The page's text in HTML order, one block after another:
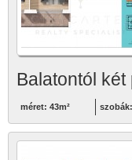
Balatontól
méret: 43m²